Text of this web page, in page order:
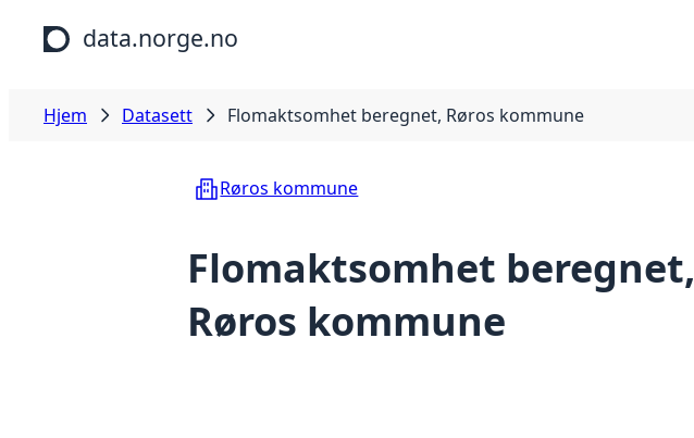
Hopp til hovedinnhold
data.norge.no
Hjem Datasett Flomaktsomhet beregnet, Røros kommune
Røros kommune
Flomaktsomhet beregnet,
Røros kommune